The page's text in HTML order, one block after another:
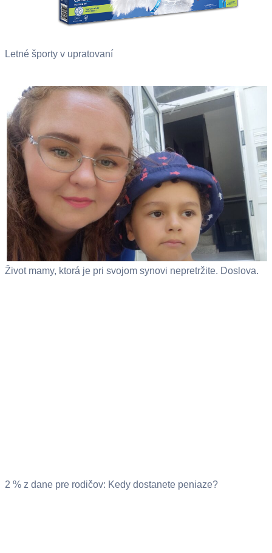
Letné športy v upratovaní
Život mamy, ktorá je pri svojom synovi nepretržite. Doslova.
2 % z dane pre rodičov: Kedy dostanete peniaze?